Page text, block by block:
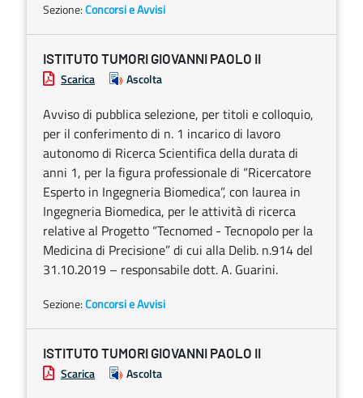
Sezione:Concorsi e Avvisi
ISTITUTO TUMORI GIOVANNI PAOLO II
Scarica Ascolta
Avviso di pubblica selezione, per titoli e colloquio,
per il conferimento di n. 1 incarico di lavoro
autonomo di Ricerca Scientifica della durata di
anni 1, per la figura professionale di “Ricercatore
Esperto in Ingegneria Biomedica”, con laurea in
Ingegneria Biomedica, per le attività di ricerca
relative al Progetto “Tecnomed - Tecnopolo per la
Medicina di Precisione” di cui alla Delib. n.914 del
31.10.2019 – responsabile dott. A. Guarini.
Sezione:Concorsi e Avvisi
ISTITUTO TUMORI GIOVANNI PAOLO II
Scarica Ascolta